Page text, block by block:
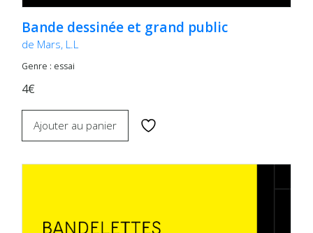
Bande dessinée et grand public
de Mars, L.L
Genre : essai
4€
Ajouter au panier